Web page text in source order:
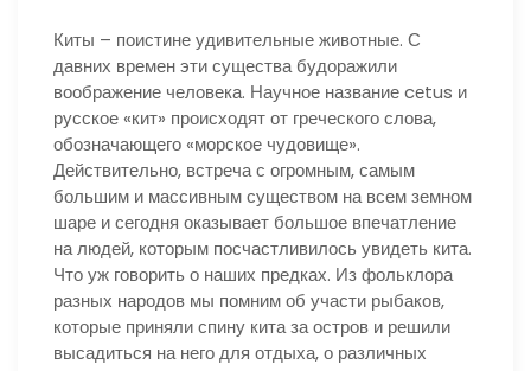
Киты – поистине удивительные животные. С
давних времен эти существа будоражили
воображение человека. Научное название cеtus и
русское «кит» происходят от греческого слова,
обозначающего «морское чудовище».
Действительно, встреча с огромным, самым
большим и массивным существом на всем земном
шаре и сегодня оказывает большое впечатление
на людей, которым посчастливилось увидеть кита.
Что уж говорить о наших предках. Из фольклора
разных народов мы помним об участи рыбаков,
которые приняли спину кита за остров и решили
высадиться на него для отдыха, о различных